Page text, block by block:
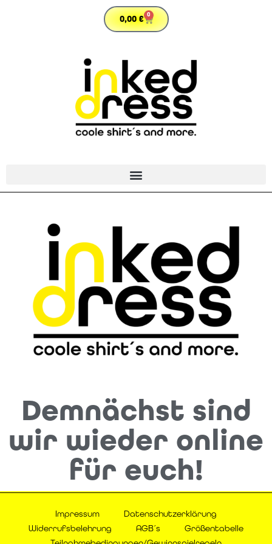
0,00€ 0
Demnächst sind
wir wieder online
für euch!
Impressum
Datenschutzerklärung
Widerrufsbelehrung
AGB´s
Größentabelle